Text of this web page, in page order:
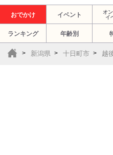
交通アクセス
●車
北陸道「新潟」I.Cより約
越道利用)
関越道「練馬」I.Cより約
おでかけ イベント
オ
イ
ランキング 年齢別
新潟県 十日町市 越